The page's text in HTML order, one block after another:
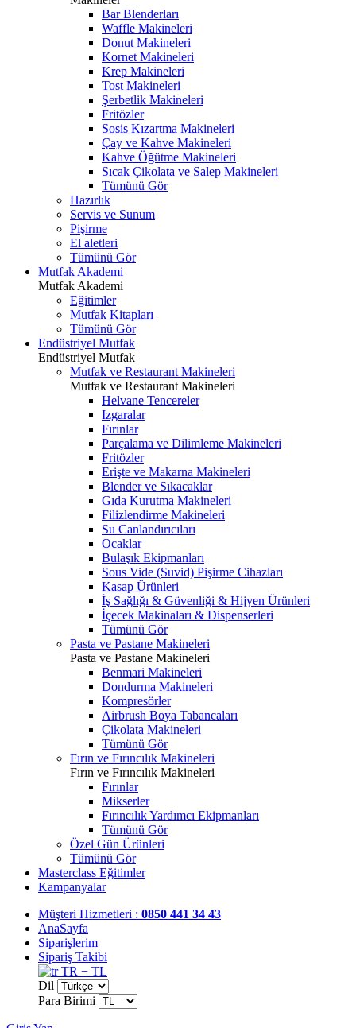
Bar Blenderları
Waffle Makineleri
Donut Makineleri
Kornet Makineleri
Krep Makineleri
Tost Makineleri
Şerbetlik Makineleri
Fritözler
Sosis Kızartma Makineleri
Çay ve Kahve Makineleri
Kahve Öğütme Makineleri
Sıcak Çikolata ve Salep Makineleri
Tümünü Gör
Hazırlık
Servis ve Sunum
Pişirme
El aletleri
Tümünü Gör
Mutfak Akademi
Mutfak Akademi
Eğitimler
Mutfak Kitapları
Tümünü Gör
Endüstriyel Mutfak
Endüstriyel Mutfak
Mutfak ve Restaurant Makineleri
Mutfak ve Restaurant Makineleri
Helvane Tencereler
Izgaralar
Fırınlar
Parçalama ve Dilimleme Makineleri
Fritözler
Erişte ve Makarna Makineleri
Blender ve Sıkacaklar
Gıda Kurutma Makineleri
Filizlendirme Makineleri
Su Canlandırıcıları
Ocaklar
Bulaşık Ekipmanları
Sous Vide (Suvid) Pişirme Cihazları
Kasap Ürünleri
İş Sağlığı & Güvenliği & Hijyen Ürünleri
İçecek Makinaları & Dispenserleri
Tümünü Gör
Pasta ve Pastane Makineleri
Pasta ve Pastane Makineleri
Benmari Makineleri
Dondurma Makineleri
Kompresörler
Airbrush Boya Tabancaları
Çikolata Makineleri
Tümünü Gör
Fırın ve Fırıncılık Makineleri
Fırın ve Fırıncılık Makineleri
Fırınlar
Mikserler
Fırıncılık Yardımcı Ekipmanları
Tümünü Gör
Özel Gün Ürünleri
Tümünü Gör
Masterclass Eğitimler
Kampanyalar
Müşteri Hizmetleri : 0850 441 34 43
AnaSayfa
Siparişlerim
Sipariş Takibi
TR − TL
Dil
Para Birimi